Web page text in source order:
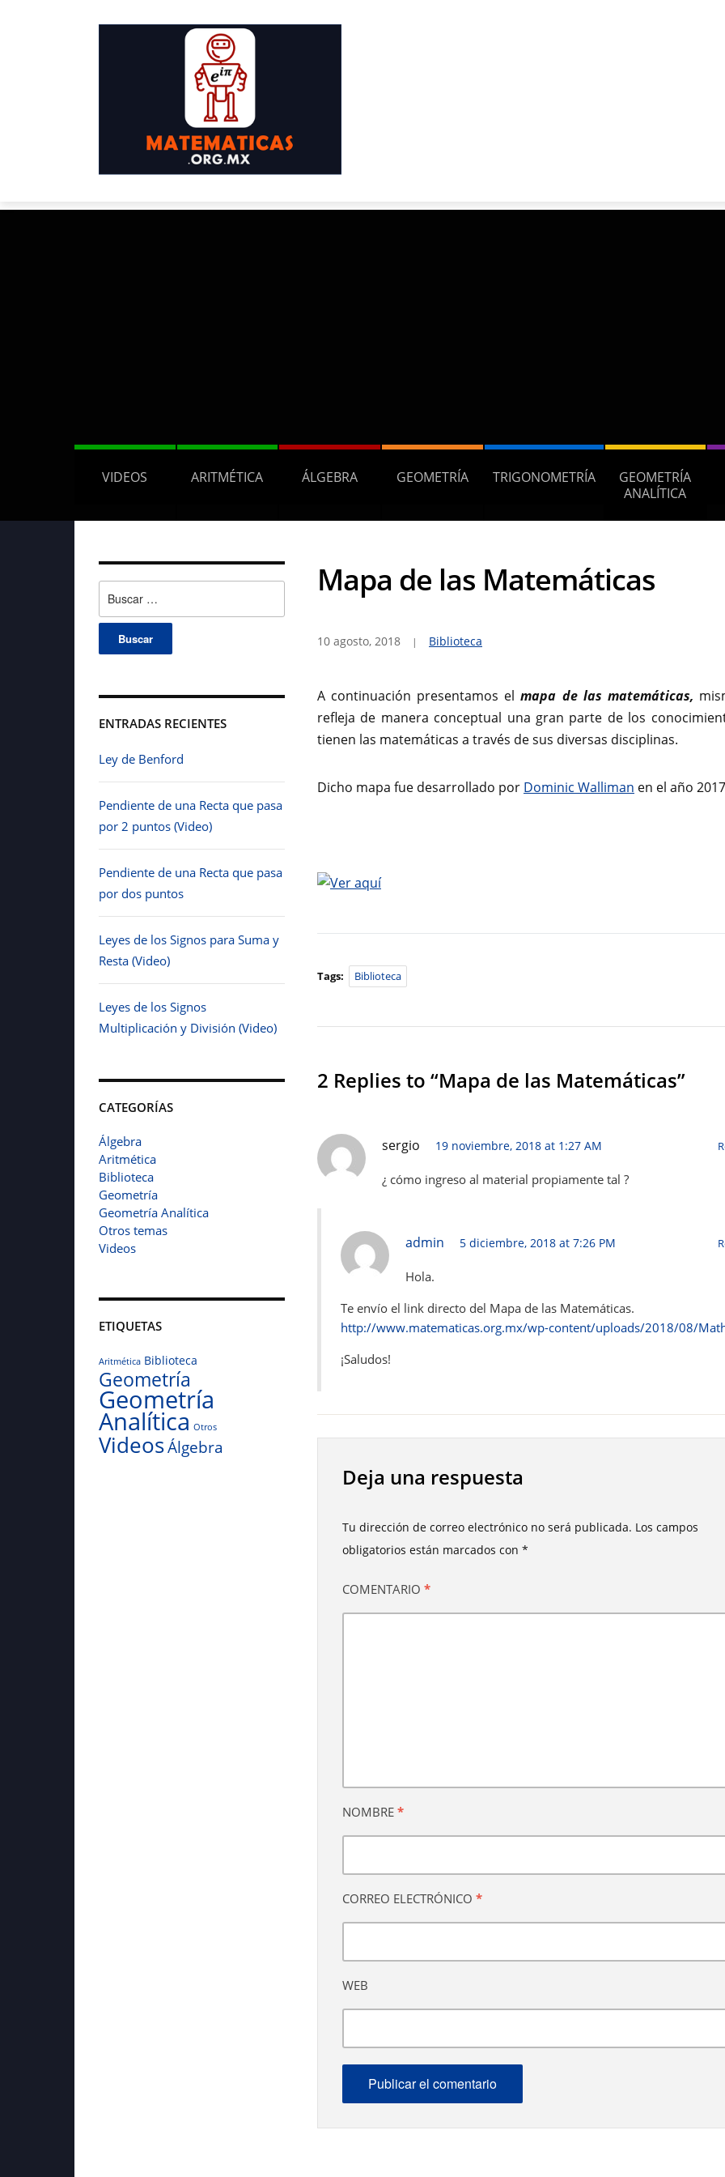
VIDEOS ARITMÉTICA ÁLGEBRA GEOMETRÍA TRIGONOMETRÍA
GEOMETRÍA
ANALÍTICA
ENTRADAS RECIENTES
Ley de Benford
Pendiente de una Recta que pasa
por 2 puntos (Video)
Pendiente de una Recta que pasa
por dos puntos
Leyes de los Signos para Suma y
Resta (Video)
Leyes de los Signos
Multiplicación y División (Video)
CATEGORÍAS
Álgebra
Aritmética
Biblioteca
Geometría
Geometría Analítica
Otros temas
Videos
ETIQUETAS
Aritmética Biblioteca
Geometría
Geometría
Analítica Otros
VideosÁlgebra
Mapa de las Matemáticas
10 agosto, 2018 Biblioteca
A continuación presentamos elmapa de las matemáticas,
refleja de manera conceptual una gran parte de los
tienen las matemáticas a través de sus diversas disciplinas.
Dicho mapa fue desarrollado por Dominic Walliman en el año
Tags: Biblioteca
2 Replies to “Mapa de las Matemáticas”
sergio 19 noviembre, 2018 at 1:27 AM
¿ cómo ingreso al material propiamente tal ?
admin 5 diciembre, 2018 at 7:26 PM
Hola.
Te envío el link directo del Mapa de las Matemáticas.
http://www.matematicas.org.mx/wp-content/uploads/2018/08/
¡Saludos!
Deja una respuesta
Tu dirección de correo electrónico no será publicada. Los campos
obligatorios están marcados con *
COMENTARIO *
NOMBRE *
CORREO ELECTRÓNICO *
WEB